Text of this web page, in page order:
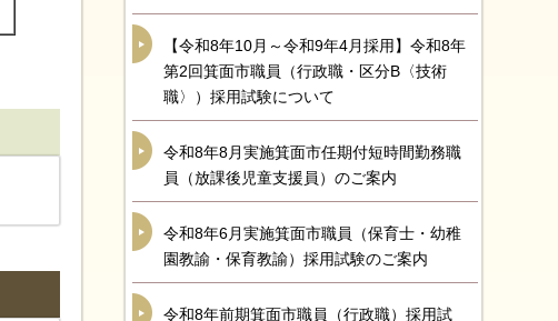
【令和8年10月～令和9年4月採用】令和8年
第2回箕面市職員（行政職・区分B〈技術
職〉）採用試験について
令和8年8月実施箕面市任期付短時間勤務職
員（放課後児童支援員）のご案内
令和8年6月実施箕面市職員（保育士・幼稚
園教諭・保育教諭）採用試験のご案内
令和8年前期箕面市職員（行政職）採用試